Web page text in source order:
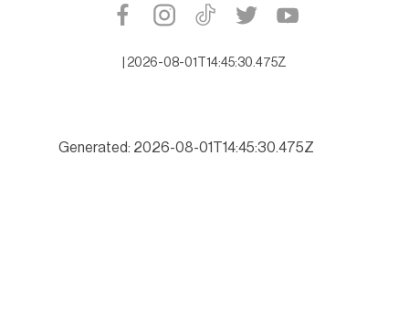
2026-08-01T14:45:30.475Z
Generated: 2026-08-01T14:45:30.475Z